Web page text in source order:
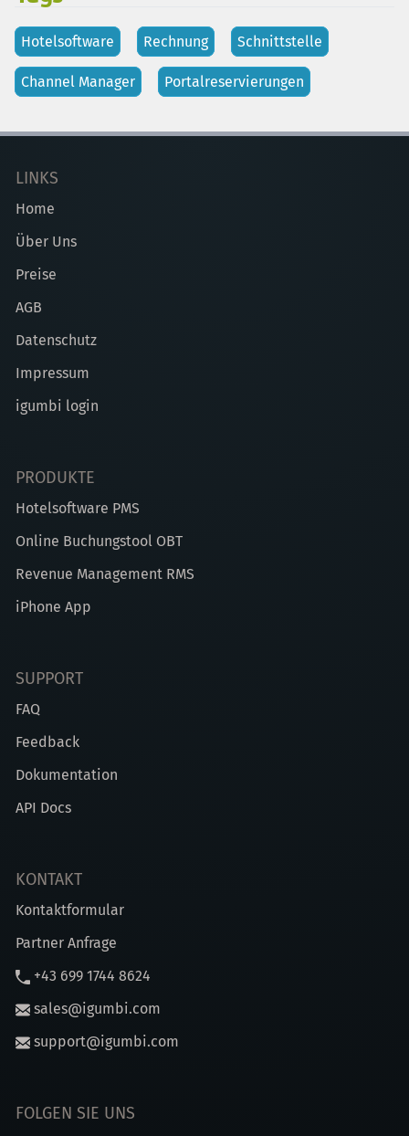
Hotelsoftware Rechnung Schnittstelle
Channel Manager Portalreservierungen
LINKS
Home
Über Uns
Preise
AGB
Datenschutz
Impressum
igumbi login
PRODUKTE
Hotelsoftware PMS
Online Buchungstool OBT
Revenue Management RMS
iPhone App
SUPPORT
FAQ
Feedback
Dokumentation
API Docs
KONTAKT
Kontaktformular
Partner Anfrage
+43 699 1744 8624
sales@igumbi.com
support@igumbi.com
FOLGEN SIE UNS